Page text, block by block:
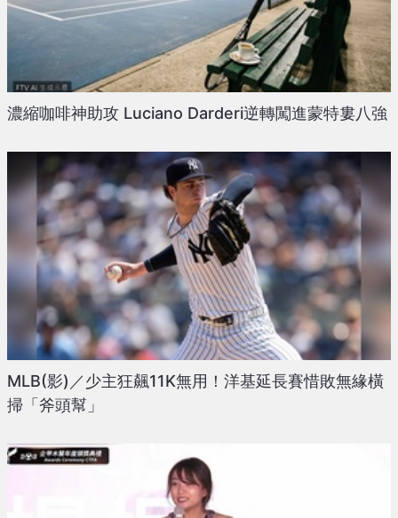
濃縮咖啡神助攻 Luciano Darderi逆轉闖進蒙特婁八強
MLB(影)／少主狂飆11K無用！洋基延長賽惜敗無緣橫
掃「斧頭幫」